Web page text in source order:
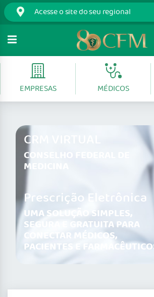
EMPRESAS MÉDICOS
CRM VIRTUAL
CONSELHO FEDERAL DE
MEDICINA
Prescrição Eletrônica
UMA SOLUÇÃO SIMPLES,
SEGURA E GRATUITA PARA
CONECTAR MÉDICOS,
PACIENTES E